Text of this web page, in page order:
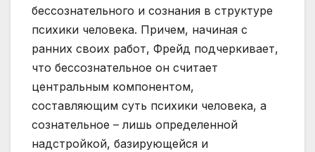
бессознательного и сознания в структуре
психики человека. Причем, начиная с
ранних своих работ, Фрейд подчеркивает,
что бессознательное он считает
центральным компонентом,
составляющим суть психики человека, а
сознательное – лишь определенной
надстройкой, базирующейся и